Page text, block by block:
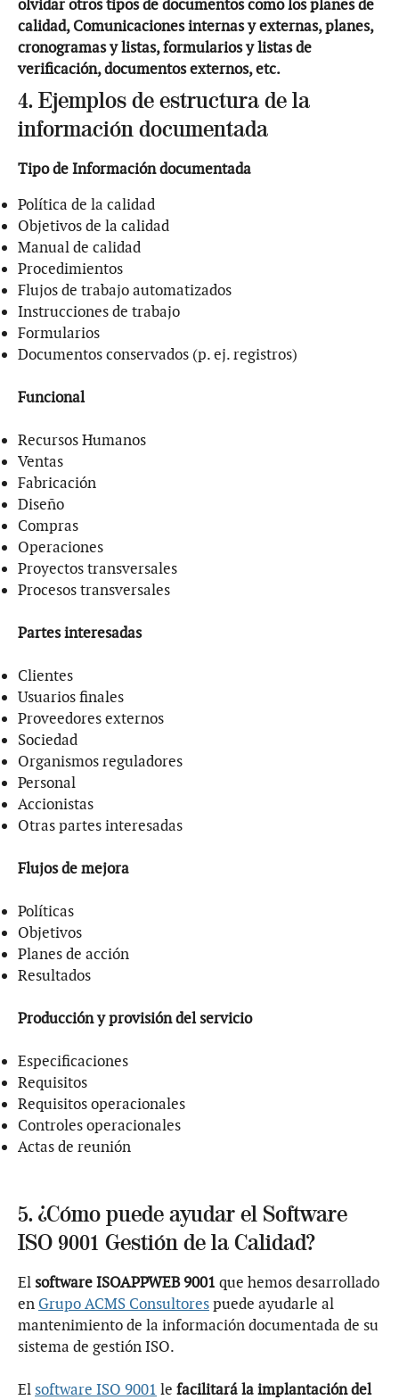
olvidar otros tipos de documentos como los planes de
calidad, Comunicaciones internas y externas, planes,
cronogramas y listas, formularios y listas de
verificación, documentos externos, etc.
4. Ejemplos de estructura de la
información documentada
Tipo de Información documentada
Política de la calidad
Objetivos de la calidad
Manual de calidad
Procedimientos
Flujos de trabajo automatizados
Instrucciones de trabajo
Formularios
Documentos conservados (p. ej. registros)
Funcional
Recursos Humanos
Ventas
Fabricación
Diseño
Compras
Operaciones
Proyectos transversales
Procesos transversales
Partes interesadas
Clientes
Usuarios finales
Proveedores externos
Sociedad
Organismos reguladores
Personal
Accionistas
Otras partes interesadas
Flujos de mejora
Políticas
Objetivos
Planes de acción
Resultados
Producción y provisión del servicio
Especificaciones
Requisitos
Requisitos operacionales
Controles operacionales
Actas de reunión
5. ¿Cómo puede ayudar el Software
ISO 9001 Gestión de la Calidad?
Elsoftware ISOAPPWEB 9001 que hemos desarrollado
en Grupo ACMS Consultorespuede ayudarle al
mantenimiento de la información documentada de su
sistema de gestión ISO.
El software ISO 9001 le facilitará la implantación del